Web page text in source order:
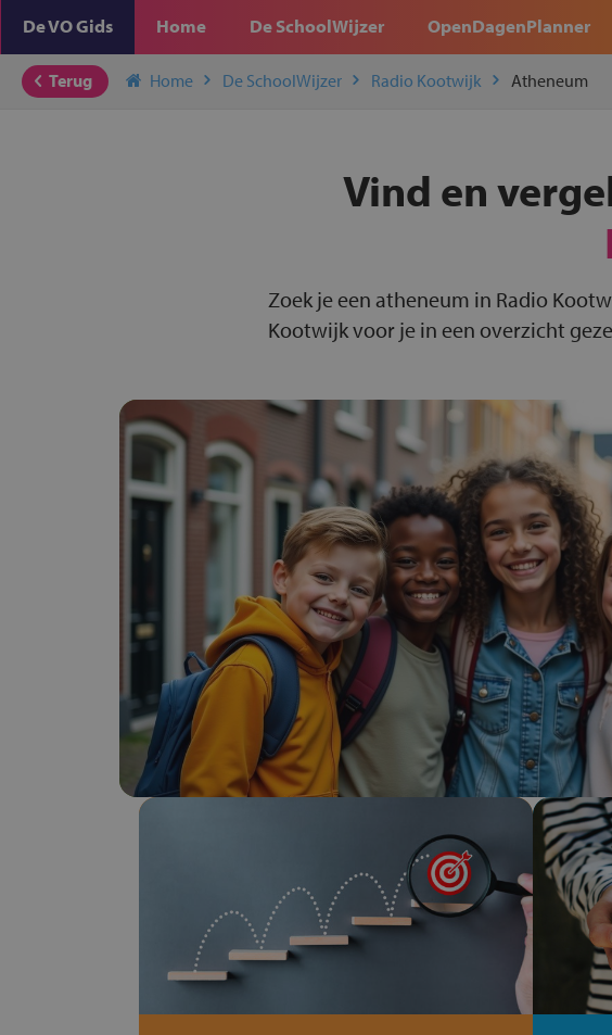
De VO Gids Home De SchoolWijzer OpenDagenPlanner
Terug Home De SchoolWijzer Radio Kootwijk Atheneum
Vind en
Zoek je een atheneum in Radio
Kootwijk voor je in een overzicht